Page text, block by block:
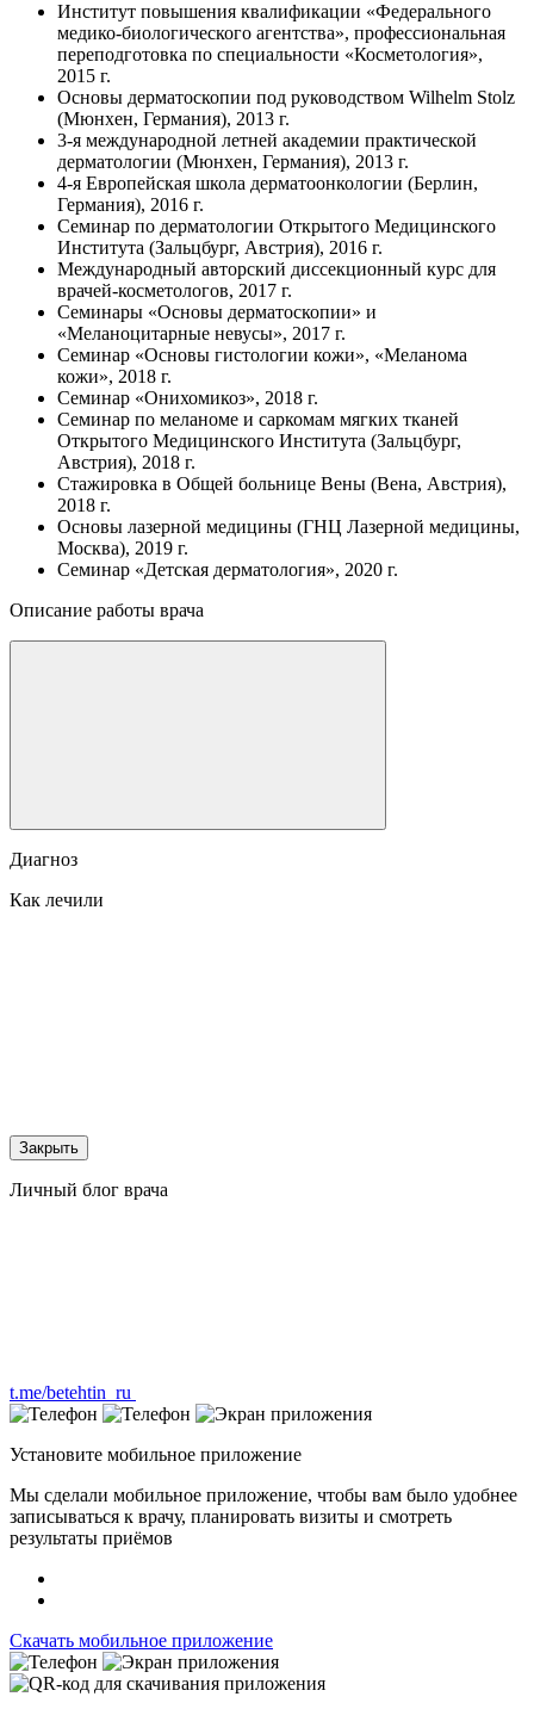
Институт повышения квалификации «Федерального
медико-биологического агентства», профессиональная
переподготовка по специальности «Косметология»,
2015 г.
Основы дерматоскопии под руководством Wilhelm Stolz
(Мюнхен, Германия), 2013 г.
3-я международной летней академии практической
дерматологии (Мюнхен, Германия), 2013 г.
4-я Европейская школа дерматоонкологии (Берлин,
Германия), 2016 г.
Семинар по дерматологии Открытого Медицинского
Института (Зальцбург, Австрия), 2016 г.
Международный авторский диссекционный курс для
врачей-косметологов, 2017 г.
Семинары «Основы дерматоскопии» и
«Меланоцитарные невусы», 2017 г.
Семинар «Основы гистологии кожи», «Меланома
кожи», 2018 г.
Семинар «Онихомикоз», 2018 г.
Семинар по меланоме и саркомам мягких тканей
Открытого Медицинского Института (Зальцбург,
Австрия), 2018 г.
Стажировка в Общей больнице Вены (Вена, Австрия),
2018 г.
Основы лазерной медицины (ГНЦ Лазерной медицины,
Москва), 2019 г.
Семинар «Детская дерматология», 2020 г.
Описание работы врача
Диагноз
Как лечили
Закрыть
Личный блог врача
t.me/betehtin_ru
Установите мобильное приложение
Мы сделали мобильное приложение, чтобы вам было удобнее
записываться к врачу, планировать визиты и смотреть
результаты приёмов
Скачать мобильное приложение